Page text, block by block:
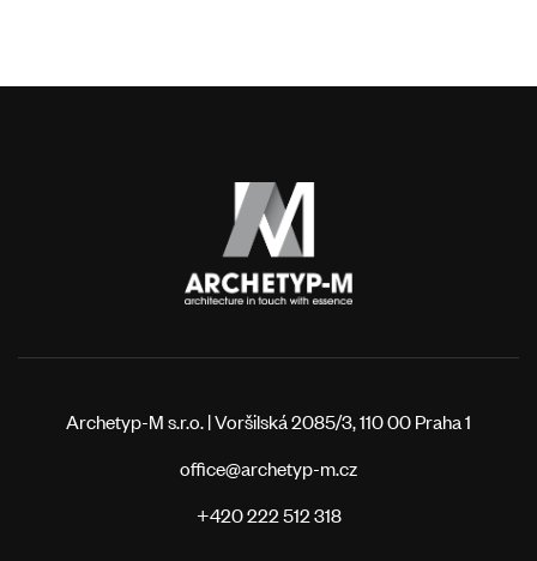
Archetyp-M s.r.o. | Voršilská 2085/3, 110 00 Praha 1
office@archetyp-m.cz
+420 222 512 318